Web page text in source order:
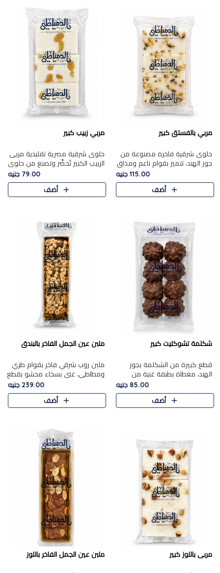
مربي بالفستق كبير
حلوى شرقية فاخرة مصنوعة من
جوز الهند، تتميز بقوام ناعم ومذاق
غني، وتزين بقطع من الفستق
الفاخر التي تضيف عليها قرمشة
115.00 جنيه
أضف
مربي زبيب كبير
حلوى شرقية مصرية تقليدية مربى
الزبيب الكبير تُحضَّر وتصنع من حلوي
جوز الهند باسد بقوام طري ومذاق
غني، وتُزين وتغطا بحبات الزبيب
الذهبي التي ..
79.00 جنيه
أضف
شكلمة تشوكليت كبير
قطع كبيرة من الشكلمة بجوز
الهند، مغطاة بطبقة غنية من
الشوكولاتة الفاخرة لتجمع بين
القوام الطري من الداخل مركز جوز
الهند المطاطي والمذاق الغن..
85.00 جنيه
أضف
ملبن عين الجمل الفاخر بالبندق
ملبن روب شرقي فاخر بقوام طري
ومطاطي، غني بسخاء محشو بقطع
عين الجمل والبندق المحمص التي
تضيف قرمشة مميزة مُرضية
ونكهة جوزية غنية في كل
239.00 جنيه
أضف
مربى باللوز كبير ملبن عين الجمل الفاخر باللوز